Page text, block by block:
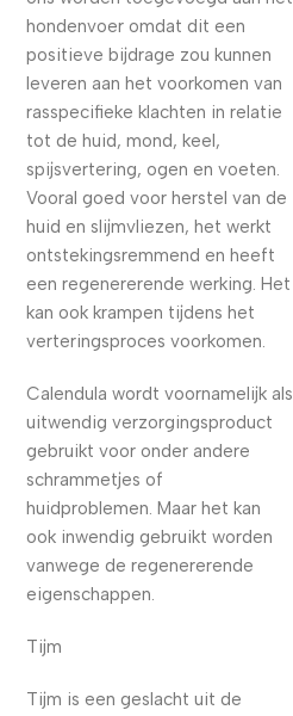
hondenvoer omdat dit een
positieve bijdrage zou kunnen
leveren aan het voorkomen van
rasspecifieke klachten in relatie
tot de huid, mond, keel,
spijsvertering, ogen en voeten.
Vooral goed voor herstel van de
huid en slijmvliezen, het werkt
ontstekingsremmend en heeft
een regenererende werking. Het
kan ook krampen tijdens het
verteringsproces voorkomen.
Calendula wordt voornamelijk als
uitwendig verzorgingsproduct
gebruikt voor onder andere
schrammetjes of
huidproblemen. Maar het kan
ook inwendig gebruikt worden
vanwege de regenererende
eigenschappen.
Tijm
Tijm is een geslacht uit de